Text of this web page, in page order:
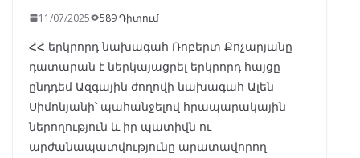
11/07/2025 589 Դիտում
ՀՀ երկրորդ նախագահ Ռոբերտ Քոչարյանը
դատարան է ներկայացրել երկրորդ հայցը
ընդդեմ Ազգային ժողովի նախագահ Ալեն
Սիմոնյանի՝ պահանջելով հրապարակային
ներողություն և իր պատիվն ու
արժանապատվությունը արատավորող